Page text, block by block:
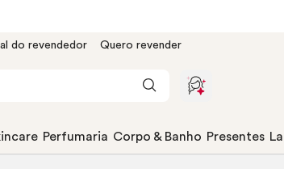
do revendedor Quero revender
Perfumaria Corpo & Banho Presentes